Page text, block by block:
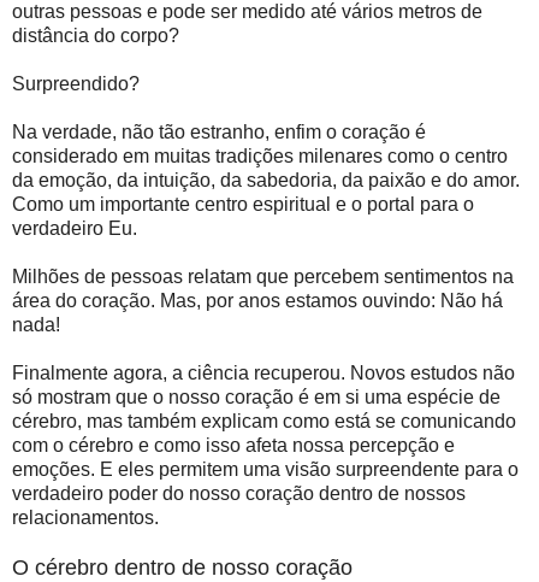
outras pessoas e pode ser medido até vários metros de
distância do corpo?
Surpreendido?
Na verdade, não tão estranho, enfim o coração é
considerado em muitas tradições milenares como o centro
da emoção, da intuição, da sabedoria, da paixão e do amor.
Como um importante centro espiritual e o portal para o
verdadeiro Eu.
Milhões de pessoas relatam que percebem sentimentos na
área do coração. Mas, por anos estamos ouvindo: Não há
nada!
Finalmente agora, a ciência recuperou. Novos estudos não
só mostram que o nosso coração é em si uma espécie de
cérebro, mas também explicam como está se comuni­cando
com o cérebro e como isso afeta nossa percepção e
emoções. E eles permitem uma visão surpreendente para o
verdadeiro poder do nosso coração dentro de nossos
relacionamentos.
O cérebro dentro de nosso coração